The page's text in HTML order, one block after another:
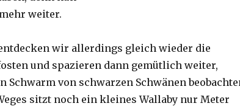
weiter.
wir allerdings gleich wieder die
und spazieren dann gemütlich weiter,
von schwarzen Schwänen
sitzt noch ein kleines Wallaby nur Meter